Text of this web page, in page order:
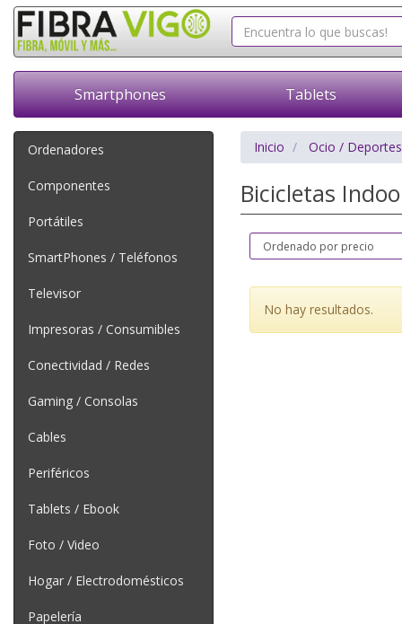
Smartphones Tablets
Ordenadores
Componentes
Portátiles
SmartPhones / Teléfonos
Televisor
Impresoras / Consumibles
Conectividad / Redes
Gaming / Consolas
Cables
Periféricos
Tablets / Ebook
Foto / Video
Hogar / Electrodomésticos
Papelería
Inicio Ocio /
Bicicletas
No hay resultados.